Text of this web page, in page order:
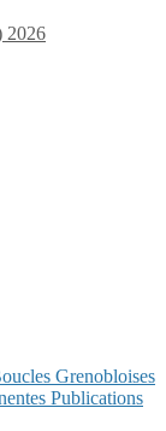
2026
Grenobloises
Publications